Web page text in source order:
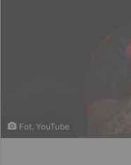
Fot. YouTube